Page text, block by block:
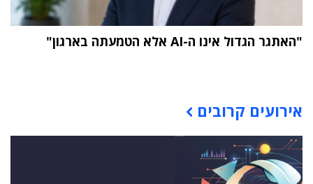
"האתגר הגדול אינו ה-AI אלא הטמעתה בארגון"
אירועים קרובים